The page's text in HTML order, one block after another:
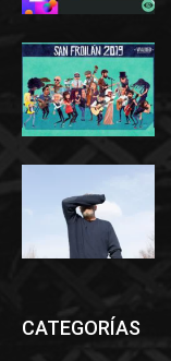
CATEGORÍAS